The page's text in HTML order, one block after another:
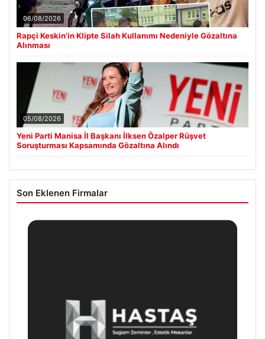
06/08/2026
Rapçi Keskin’in Klipte Silah Kullanımı Nedeniyle Gözaltına
Alınması
05/08/2026
Yeni Parti Manisa İl Başkanı İlksen Özalper Rüşvet
Soruşturması Kapsamında Gözaltına Alındı
Son Eklenen Firmalar